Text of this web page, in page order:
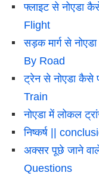
फ्लाइट से नोएडा
Flight
सड़क मार्ग से
By Road
ट्रेन से नोएडा
Train
नोएडा में लोकल
निष्कर्ष ||
अक्सर पूछे जाने
Questions